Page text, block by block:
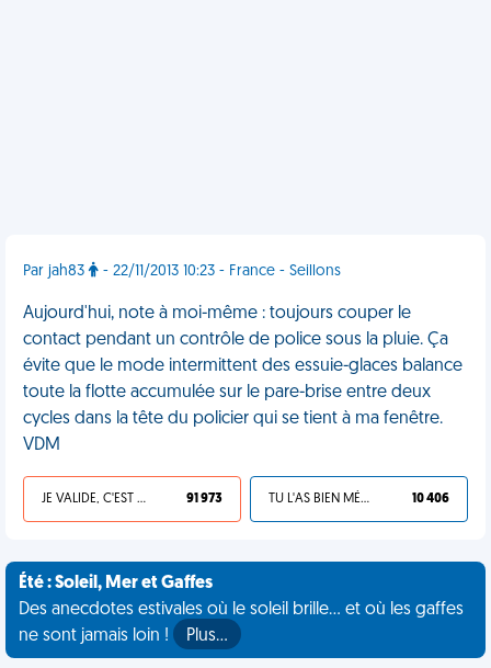
Par jah83 - 22/11/2013 10:23 - France - Seillons
Aujourd'hui, note à moi-même : toujours couper le
contact pendant un contrôle de police sous la pluie. Ça
évite que le mode intermittent des essuie-glaces balance
toute la flotte accumulée sur le pare-brise entre deux
cycles dans la tête du policier qui se tient à ma fenêtre.
VDM
JE VALIDE, C'EST UNE VDM 91 973 TU L'AS BIEN MÉRITÉ 10 406
Été : Soleil, Mer et Gaffes
Des anecdotes estivales où le soleil brille... et où les gaffes
ne sont jamais loin !
Plus…